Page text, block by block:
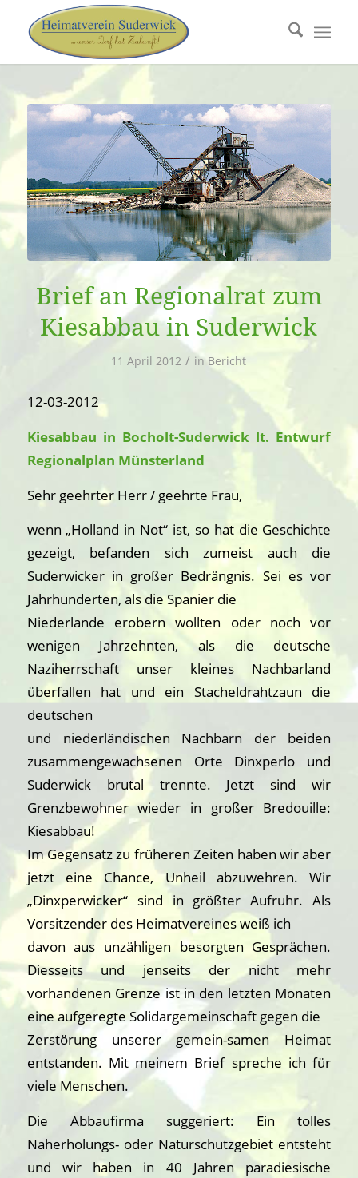
Brief an Regionalrat zum
Kiesabbau in Suderwick
11 April 2012 / in Bericht
12-03-2012
Kiesabbau in Bocholt-Suderwick lt. Entwurf
Regionalplan Münsterland
Sehr geehrter Herr / geehrte Frau,
wenn „Holland in Not“ ist, so hat die Geschichte
gezeigt, befanden sich zumeist auch die
Suderwicker in großer Bedrängnis. Sei es vor
Jahrhunderten, als die Spanier die
Niederlande erobern wollten oder noch vor
wenigen Jahrzehnten, als die deutsche
Naziherrschaft unser kleines Nachbarland
überfallen hat und ein Stacheldrahtzaun die
deutschen
und niederländischen Nachbarn der beiden
zusammengewachsenen Orte Dinxperlo und
Suderwick brutal trennte. Jetzt sind wir
Grenzbewohner wieder in großer Bredouille:
Kiesabbau!
Im Gegensatz zu früheren Zeiten haben wir aber
jetzt eine Chance, Unheil abzuwehren. Wir
„Dinxperwicker“ sind in größter Aufruhr. Als
Vorsitzender des Heimatvereines weiß ich
davon aus unzähligen besorgten Gesprächen.
Diesseits und jenseits der nicht mehr
vorhandenen Grenze ist in den letzten Monaten
eine aufgeregte Solidargemeinschaft gegen die
Zerstörung unserer gemein-samen Heimat
entstanden. Mit meinem Brief spreche ich für
viele Menschen.
Die Abbaufirma suggeriert: Ein tolles
Naherholungs- oder Naturschutzgebiet entsteht
und wir haben in 40 Jahren paradiesische